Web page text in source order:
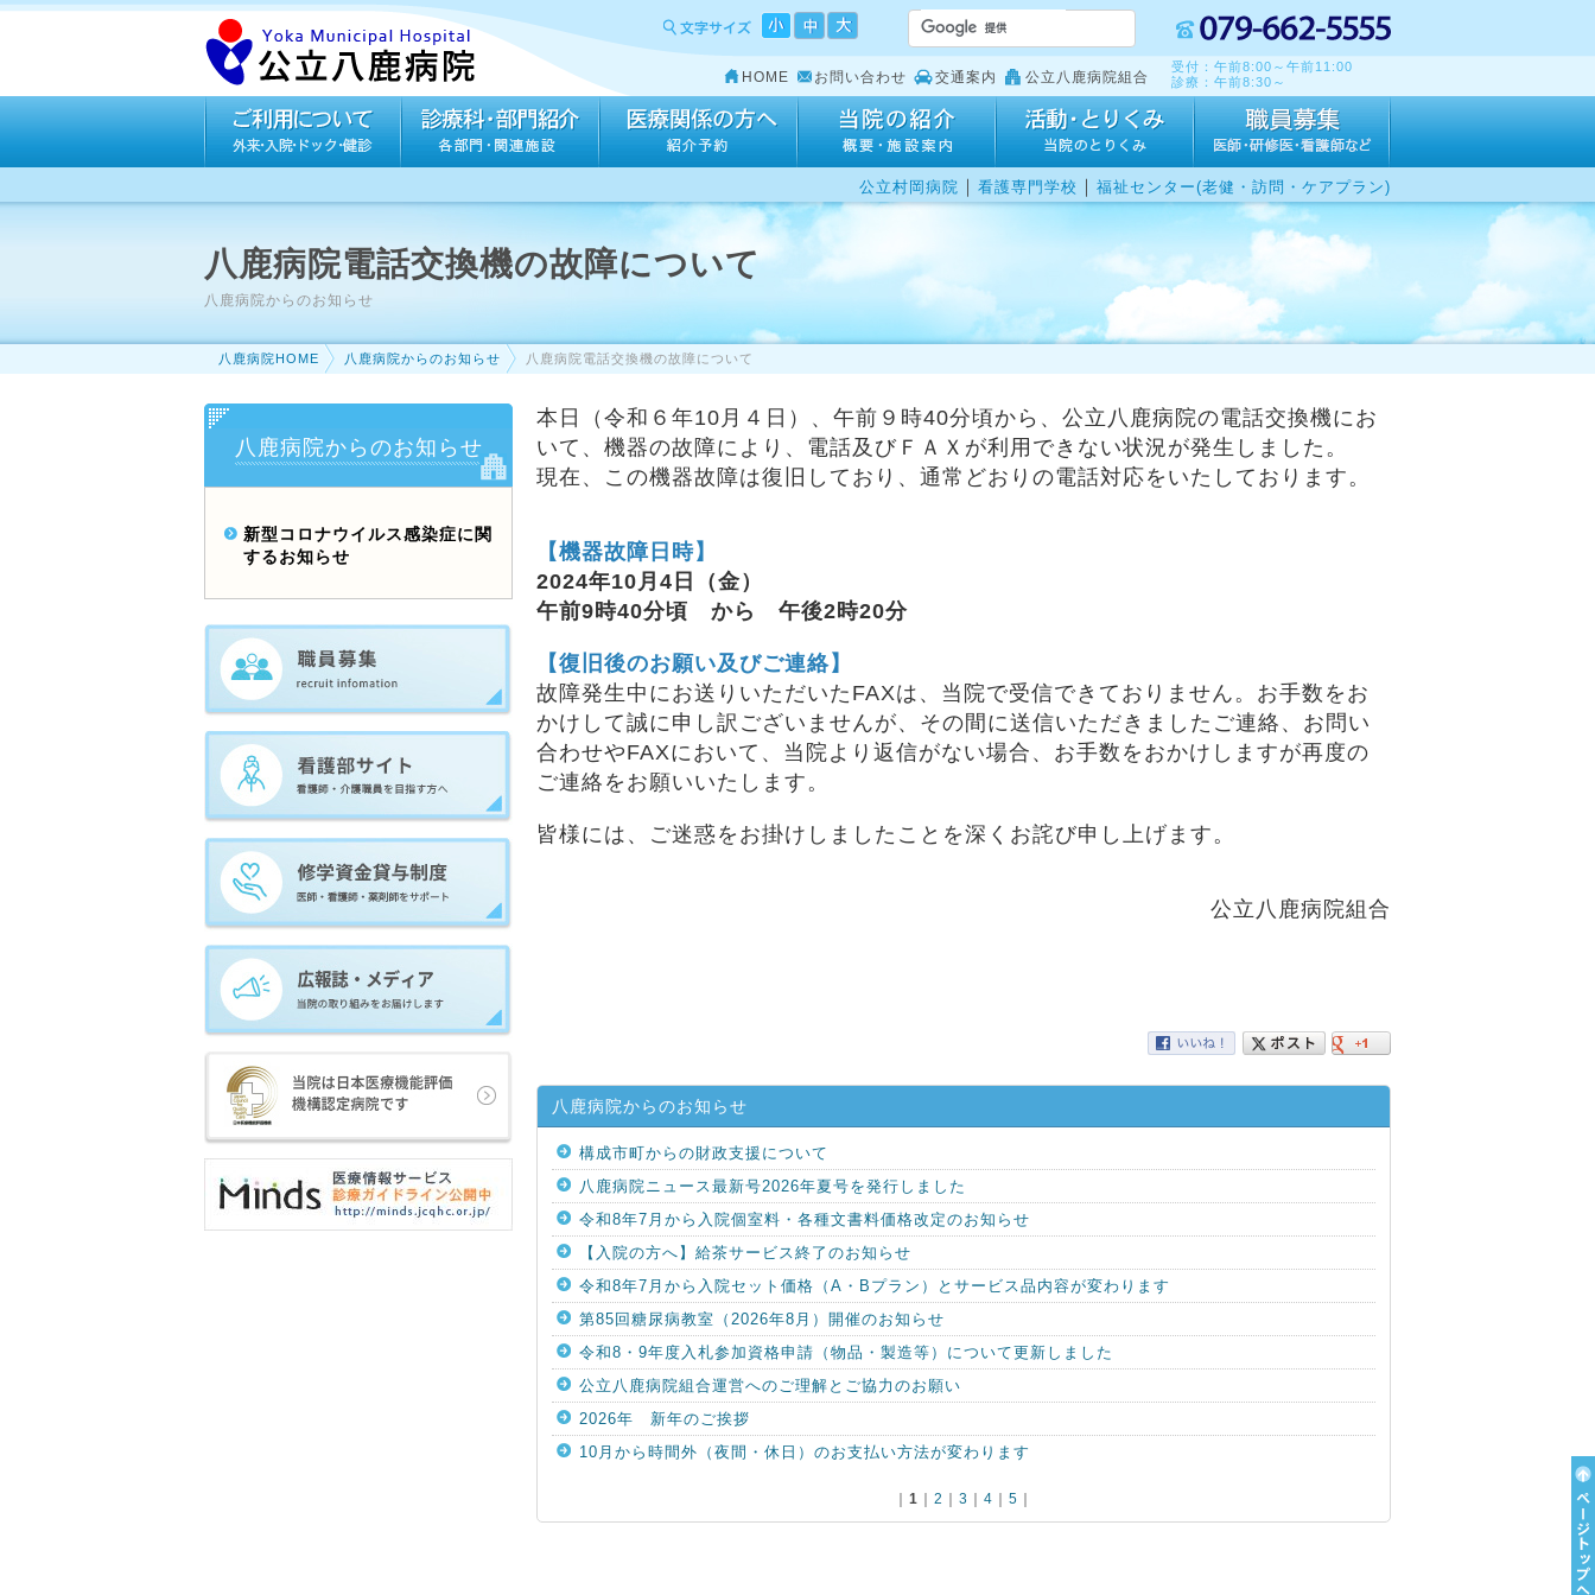
HOME お問い合わせ 交通案内 公立八鹿病院組合
受付：午前8:00～午前11:00
診療：午前8:30～
公立村岡病院 ｜ 看護専門学校 ｜ 福祉センター(老健・訪問・ケアプラン)
八鹿病院電話交換機の故障について
八鹿病院からのお知らせ
八鹿病院HOME 八鹿病院からのお知らせ 八鹿病院電話交換機の故障について
本日（令和６年10月４日）、午前９時40分頃から、公立八鹿病院の電話交換機にお
いて、機器の故障により、電話及びＦＡＸが利用できない状況が発生しました。
現在、この機器故障は復旧しており、通常どおりの電話対応をいたしております。
【機器故障日時】
2024年10月4日（金）
午前9時40分頃 から 午後2時20分
【復旧後のお願い及びご連絡】
故障発生中にお送りいただいたFAXは、当院で受信できておりません。お手数をお
かけして誠に申し訳ございませんが、その間に送信いただきましたご連絡、お問い
合わせやFAXにおいて、当院より返信がない場合、お手数をおかけしますが再度の
ご連絡をお願いいたします。
皆様には、ご迷惑をお掛けしましたことを深くお詫び申し上げます。
公立八鹿病院組合
八鹿病院からのお知らせ
構成市町からの財政支援について
八鹿病院ニュース最新号2026年夏号を発行しました
令和8年7月から入院個室料・各種文書料価格改定のお知らせ
【入院の方へ】給茶サービス終了のお知らせ
令和8年7月から入院セット価格（A・Bプラン）とサービス品内容が変わります
第85回糖尿病教室（2026年8月）開催のお知らせ
令和8・9年度入札参加資格申請（物品・製造等）について更新しました
公立八鹿病院組合運営へのご理解とご協力のお願い
2026年 新年のご挨拶
10月から時間外（夜間・休日）のお支払い方法が変わります
1 2 3 4 5
八鹿病院からのお知らせ
新型コロナウイルス感染症に関
するお知らせ